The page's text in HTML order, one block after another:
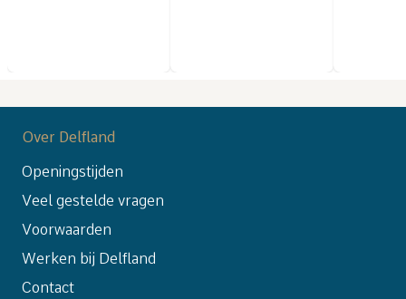
Over Delfland
Openingstijden
Veel gestelde vragen
Voorwaarden
Werken bij Delfland
Contact